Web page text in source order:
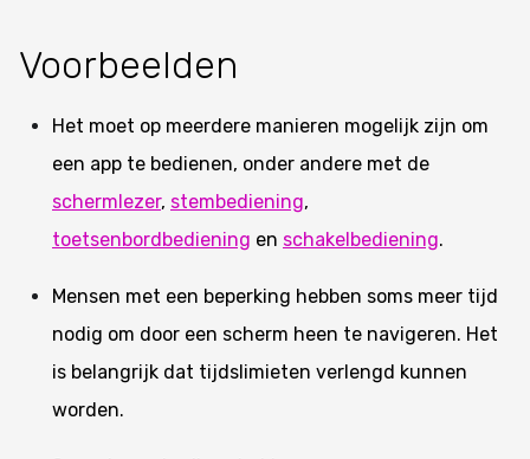
Voorbeelden
Het moet op meerdere manieren mogelijk zijn om
een app te bedienen, onder andere met de
schermlezer, stembediening,
toetsenbordbediening en schakelbediening.
Mensen met een beperking hebben soms meer tijd
nodig om door een scherm heen te navigeren. Het
is belangrijk dat tijdslimieten verlengd kunnen
worden.